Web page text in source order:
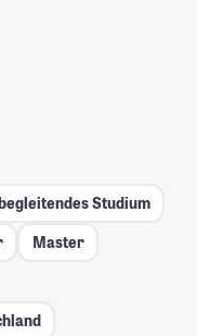
Studium
Master